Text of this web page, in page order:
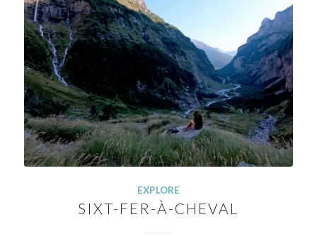
EXPLORE
SIXT-FER-À-CHEVAL